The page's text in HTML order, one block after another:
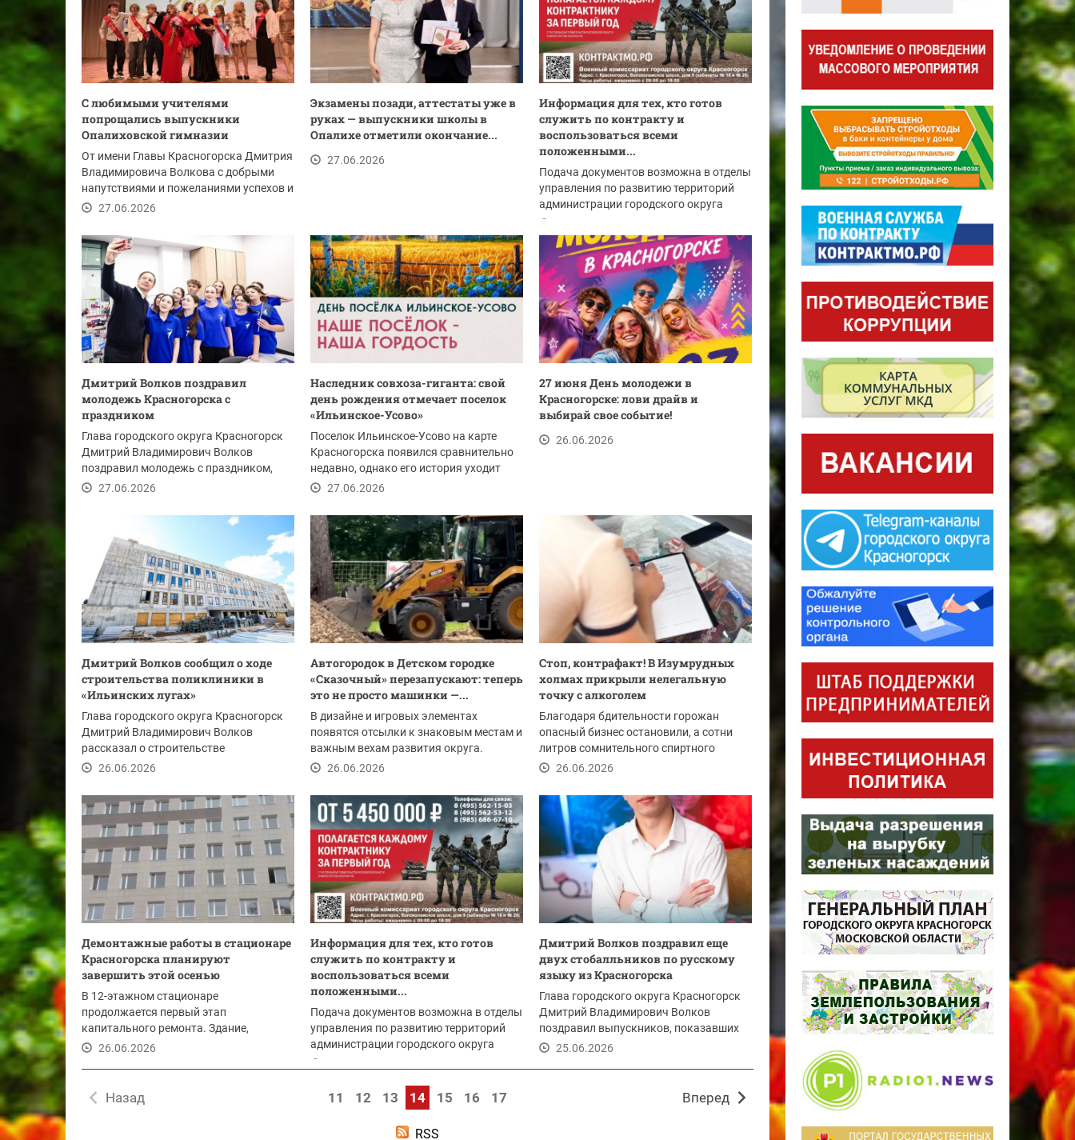
С любимыми учителями
попрощались выпускники
Опалиховской гимназии
От имени Главы Красногорска Дмитрия
Владимировича Волкова с добрыми
напутствиями и пожеланиями успехов и
новых...
27.06.2026
Экзамены позади, аттестаты уже в
руках — выпускники школы в
Опалихе отметили окончание...
27.06.2026
Информация для тех, кто готов
служить по контракту и
воспользоваться всеми
положенными...
Подача документов возможна в отделы
управления по развитию территорий
администрации городского округа
Красногорск:
Дмитрий Волков поздравил
молодежь Красногорска с
праздником
Глава городского округа Красногорск
Дмитрий Владимирович Волков
поздравил молодежь с праздником,
отметив, что именно...
27.06.2026
Наследник совхоза-гиганта: свой
день рождения отмечает поселок
«Ильинское-Усово»
Поселок Ильинское-Усово на карте
Красногорска появился сравнительно
недавно, однако его история уходит
корнями в...
27.06.2026
27 июня День молодежи в
Красногорске: лови драйв и
выбирай свое событие!
26.06.2026
Дмитрий Волков сообщил о ходе
строительства поликлиники в
«Ильинских лугах»
Глава городского округа Красногорск
Дмитрий Владимирович Волков
рассказал о строительстве
поликлиники на 400...
26.06.2026
Автогородок в Детском городке
«Сказочный» перезапускают: теперь
это не просто машинки —...
В дизайне и игровых элементах
появятся отсылки к знаковым местам и
важным вехам развития округа.
Каждый заезд...
26.06.2026
Стоп, контрафакт! В Изумрудных
холмах прикрыли нелегальную
точку с алкоголем
Благодаря бдительности горожан
опасный бизнес остановили, а сотни
литров сомнительного спиртного
изъяли.
26.06.2026
Демонтажные работы в стационаре
Красногорска планируют
завершить этой осенью
В 12-этажном стационаре
продолжается первый этап
капитального ремонта. Здание,
построенное в 1980-е годы, ждет
26.06.2026
Информация для тех, кто готов
служить по контракту и
воспользоваться всеми
положенными...
Подача документов возможна в отделы
управления по развитию территорий
администрации городского округа
Красногорск:
Дмитрий Волков поздравил еще
двух стобалльников по русскому
языку из Красногорска
Глава городского округа Красногорск
Дмитрий Владимирович Волков
поздравил выпускников, показавших
высший результат на...
25.06.2026
11 12 13 14 15 16 17
Назад Вперед
RSS